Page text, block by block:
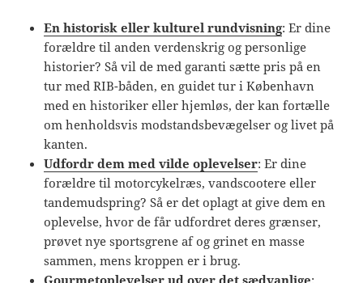
En historisk eller kulturel rundvisning: Er dine
forældre til anden verdenskrig og personlige
historier? Så vil de med garanti sætte pris på en
tur med RIB-båden, en guidet tur i København
med en historiker eller hjemløs, der kan fortælle
om henholdsvis modstandsbevægelser og livet på
kanten.
Udfordr dem med vilde oplevelser: Er dine
forældre til motorcykelræs, vandscootere eller
tandemudspring? Så er det oplagt at give dem en
oplevelse, hvor de får udfordret deres grænser,
prøvet nye sportsgrene af og grinet en masse
sammen, mens kroppen er i brug.
Gourmetoplevelser ud over det sædvanlige: